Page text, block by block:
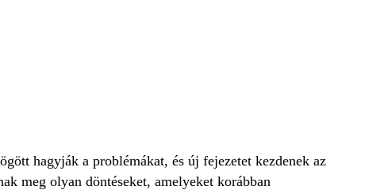
hagyják a problémákat, és új fejezetet kezdenek az
meg olyan döntéseket, amelyeket korábban